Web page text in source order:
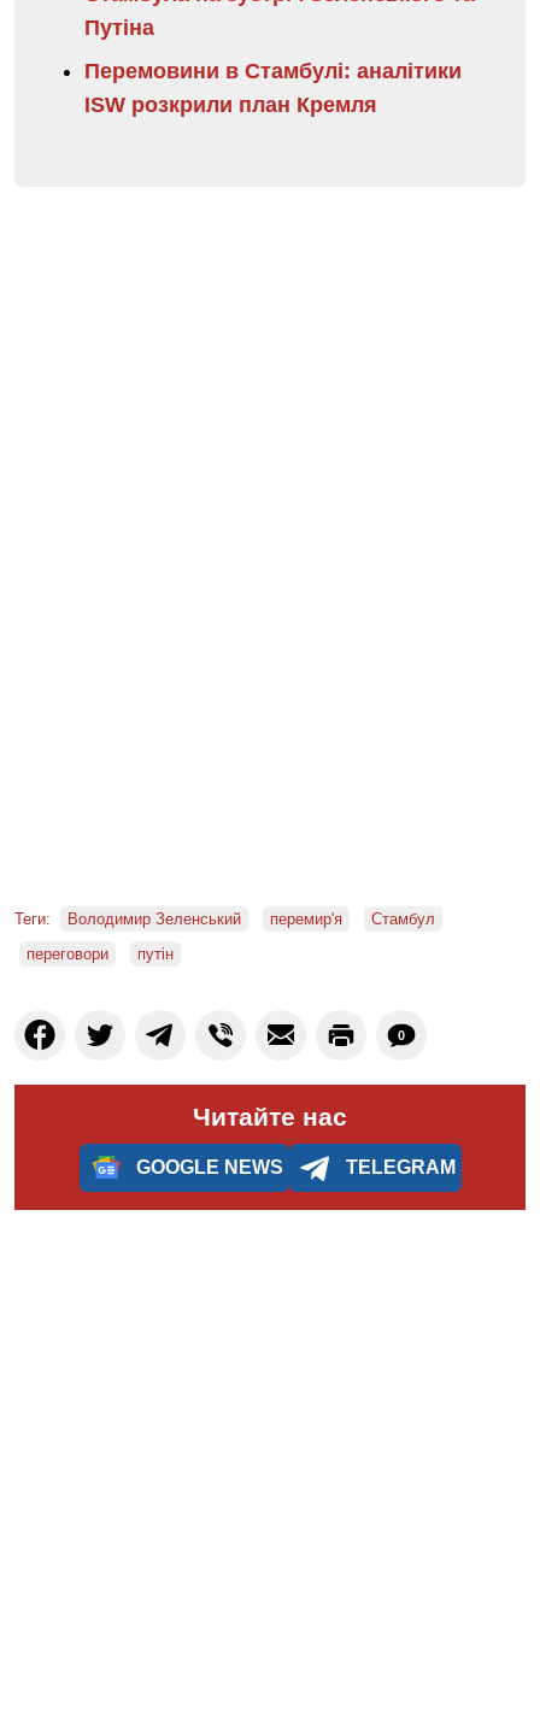
Путіна
Перемовини в Стамбулі: аналітики
ISW розкрили план Кремля
Теги: Володимир Зеленський перемир'я
Стамбул
переговори
путін
0
Читайте нас
GOOGLE NEWS TELEGRAM